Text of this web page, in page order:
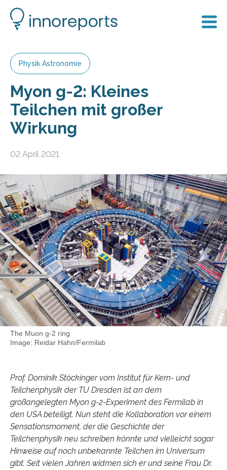
Physik Astronomie
Myon g-2: Kleines
Teilchen mit großer
Wirkung
02 April 2021
The Muon g-2 ring
Image: Reidar Hahn/Fermilab
Prof. Dominik Stöckinger vom Institut für Kern- und
Teilchenphysik der TU Dresden ist an dem
großangelegten Myon g-2-Experiment des Fermilab in
den USA beteiligt. Nun steht die Kollaboration vor einem
Sensationsmoment, der die Geschichte der
Teilchenphysik neu schreiben könnte und vielleicht sogar
Hinweise auf noch unbekannte Teilchen im Universum
gibt. Seit vielen Jahren widmen sich er und seine Frau Dr.